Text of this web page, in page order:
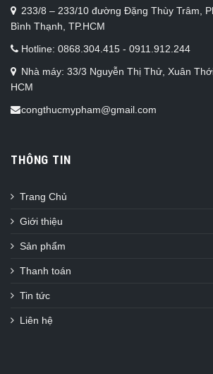
233/8 – 233/10 đường Đặng Thùy Trâm,
Bình Thạnh, TP.HCM
Hotline: 0868.304.415 - 0911.912.244
Nhà máy: 33/3 Nguyễn Thị Thử, Xuân
HCM
congthucmypham@gmail.com
THÔNG TIN
Trang Chủ
Giới thiệu
Sản phẩm
Thanh toán
Tin tức
Liên hệ